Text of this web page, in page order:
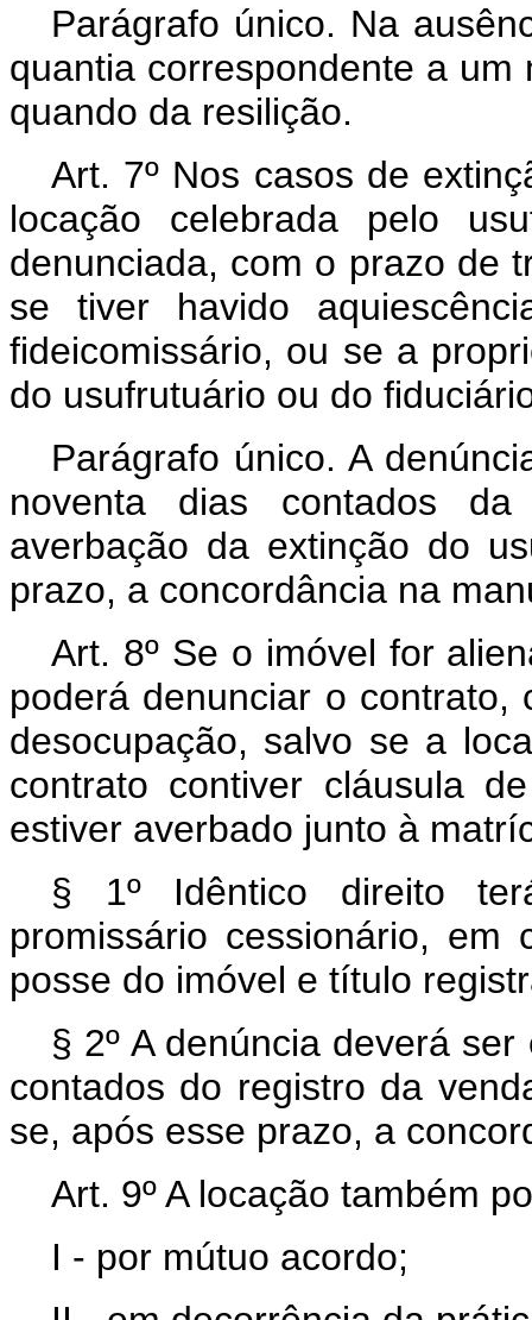
Parágrafo único. Na
quantia correspondente a
quando da resilição.
Art. 7º Nos casos de
locação celebrada pelo
denunciada, com o prazo de
se tiver havido
fideicomissário, ou se a
do usufrutuário ou do
Parágrafo único. A
noventa dias contados
averbação da extinção do
prazo, a concordância na
Art. 8º Se o imóvel for
poderá denunciar o
desocupação, salvo se a
contrato contiver cláusula
estiver averbado junto à
§ 1º Idêntico direito
promissário cessionário, em
posse do imóvel e título
§ 2º A denúncia deverá
contados do registro da
se, após esse prazo, a
Art. 9º A locação também
I - por mútuo acordo;